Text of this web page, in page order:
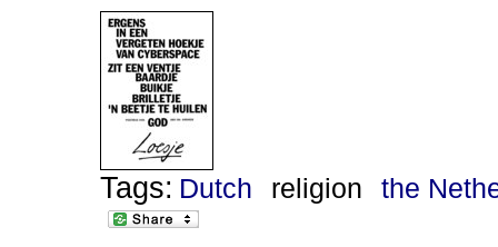
Tags: Dutch religion the